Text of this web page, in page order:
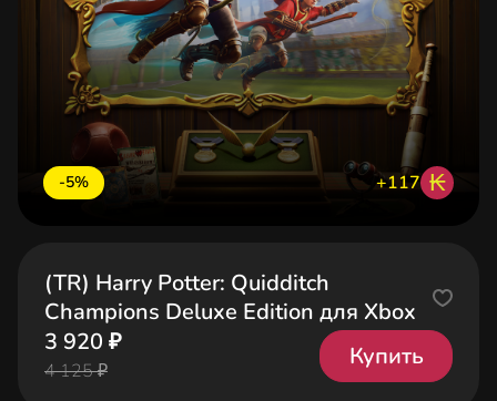
-5% +117 ₭
(TR) Harry Potter: Quidditch
Champions Deluxe Edition для Xbox
3 920 ₽
4 125 ₽
Купить